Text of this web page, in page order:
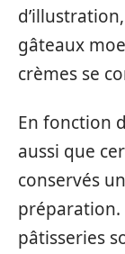
gâteaux
crèmes se
En fonction
aussi que
conservés
préparation.
pâtisseries